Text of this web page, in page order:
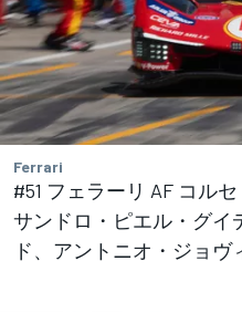
Ferrari
#51 フェラーリ AF コル
サンドロ・ピエル・グイ
ド、アントニオ・ジョヴ